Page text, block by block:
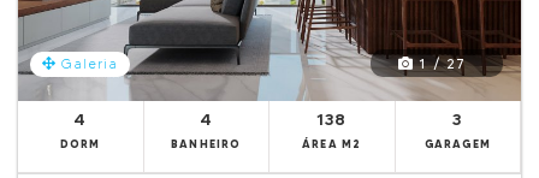
Galeria 1 / 27
4
DORM
4
BANHEIRO
138
ÁREA M2
3
GARAGEM